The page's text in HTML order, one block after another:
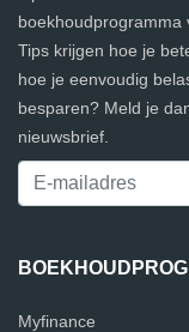
boekhoudprogramma
Tips krijgen hoe je
hoe je eenvoudig
besparen? Meld je
nieuwsbrief.
Myfinance